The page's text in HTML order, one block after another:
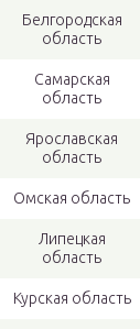
Белгородская
область
Самарская
область
Ярославская
область
Омская область
Липецкая
область
Курская область